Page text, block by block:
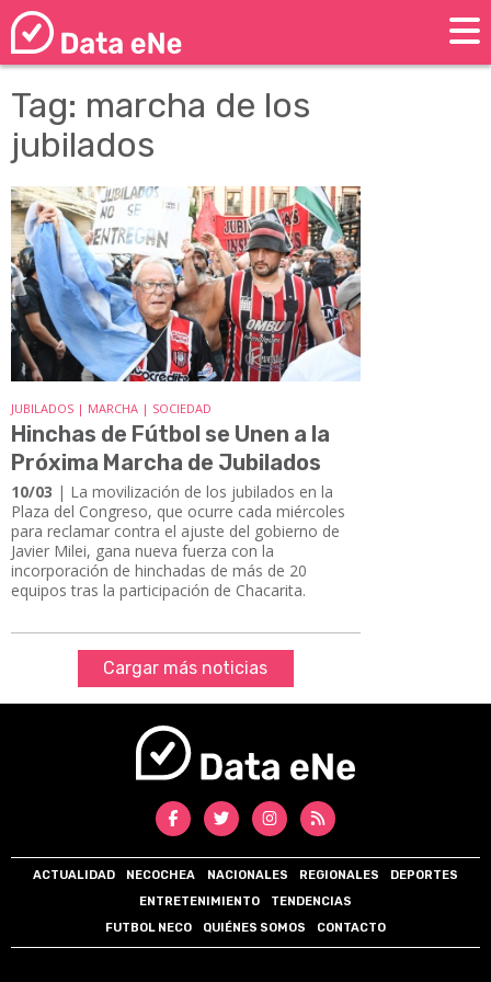
Tag: marcha de los
jubilados
JUBILADOS | MARCHA | SOCIEDAD
Hinchas de Fútbol se Unen a la
Próxima Marcha de Jubilados
10/03 | La movilización de los jubilados en la
Plaza del Congreso, que ocurre cada miércoles
para reclamar contra el ajuste del gobierno de
Javier Milei, gana nueva fuerza con la
incorporación de hinchadas de más de 20
equipos tras la participación de Chacarita.
Cargar más noticias
ACTUALIDAD NECOCHEA NACIONALES REGIONALES
DEPORTES
ENTRETENIMIENTO
TENDENCIAS
FUTBOL NECO
QUIÉNES SOMOS CONTACTO